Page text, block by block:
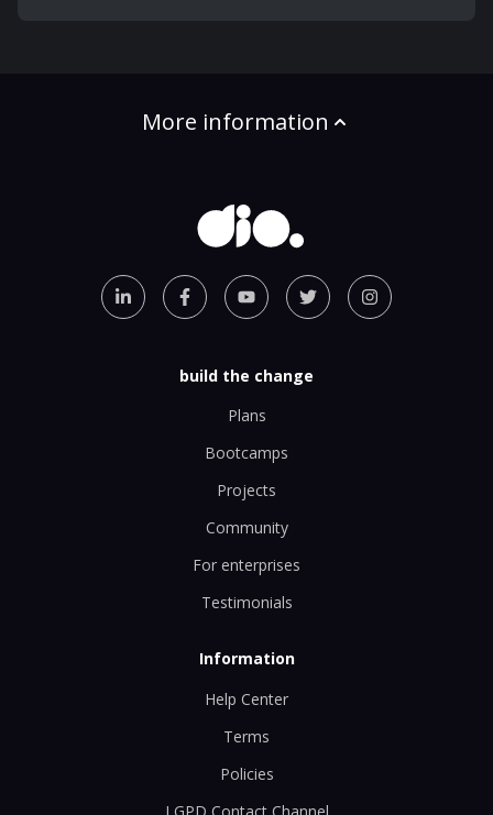
More information
build the change
Plans
Bootcamps
Projects
Community
For enterprises
Testimonials
Information
Help Center
Terms
Policies